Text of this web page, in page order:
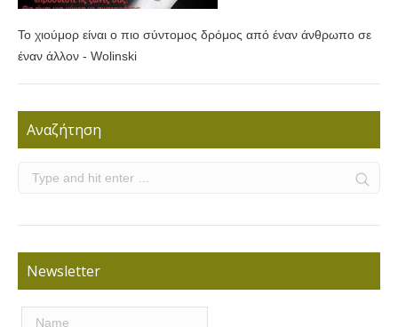
Το χιούμορ είναι ο πιο σύντομος δρόμος από έναν άνθρωπο σε
έναν άλλον - Wolinski
Αναζήτηση
Newsletter